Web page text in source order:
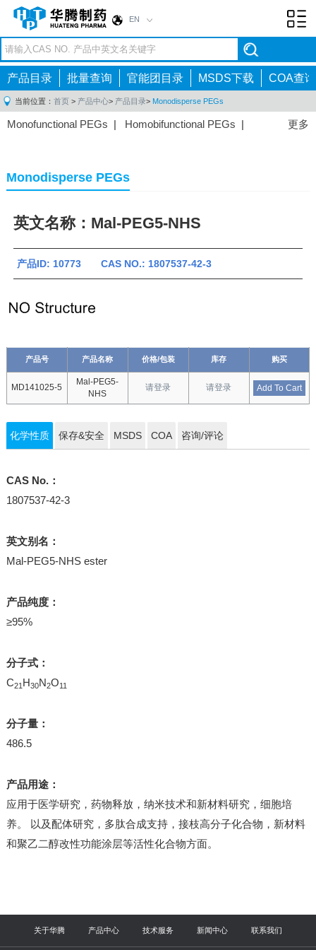
EN
产品目录 批量查询 官能团目录 MSDS下载 COA查询
当前位置： 首页 > 产品中心> 产品目录> Monodisperse PEGs
更多
Monofunctional PEGs | Homobifunctional PEGs |
Monodisperse PEGs
英文名称：Mal-PEG5-NHS
产品ID: 10773 CAS NO.: 1807537-42-3
产品号 产品名称 价格/包装 库存 购买
MD141025-5
Mal-PEG5-
NHS
请登录 请登录 Add To Cart
化学性质 保存&安全 MSDS COA 咨询/评论
CAS No.：
1807537-42-3
英文别名：
Mal-PEG5-NHS ester
产品纯度：
≥95%
分子式：
C21 H30N2O11
分子量：
486.5
产品用途：
应用于医学研究，药物释放，纳米技术和新材料研究，细胞培
养。 以及配体研究，多肽合成支持，接枝高分子化合物，新材料
和聚乙二醇改性功能涂层等活性化合物方面。
关于华腾 产品中心 技术服务 新闻中心 联系我们